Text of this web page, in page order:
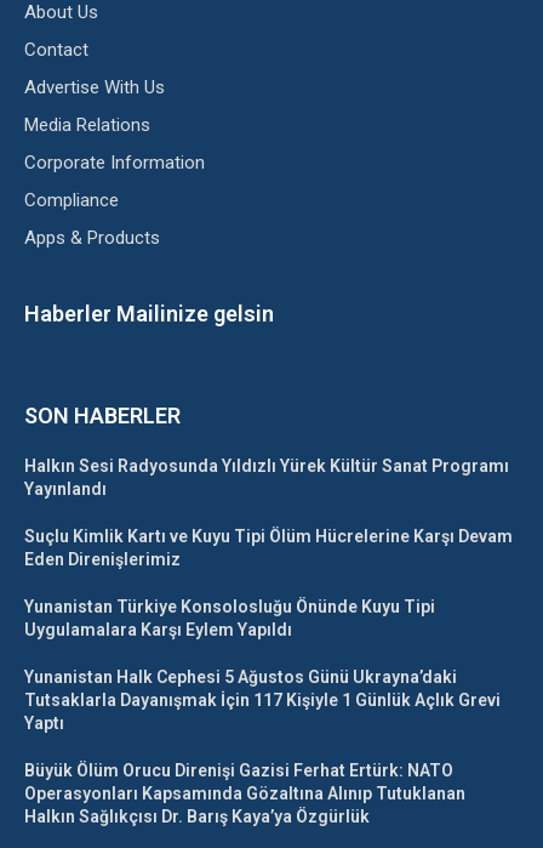
About Us
Contact
Advertise With Us
Media Relations
Corporate Information
Compliance
Apps & Products
Haberler Mailinize gelsin
SON HABERLER
Halkın Sesi Radyosunda Yıldızlı Yürek Kültür Sanat Programı
Yayınlandı
Suçlu Kimlik Kartı ve Kuyu Tipi Ölüm Hücrelerine Karşı Devam
Eden Direnişlerimiz
Yunanistan Türkiye Konsolosluğu Önünde Kuyu Tipi
Uygulamalara Karşı Eylem Yapıldı
Yunanistan Halk Cephesi 5 Ağustos Günü Ukrayna’daki
Tutsaklarla Dayanışmak İçin 117 Kişiyle 1 Günlük Açlık Grevi
Yaptı
Büyük Ölüm Orucu Direnişi Gazisi Ferhat Ertürk: NATO
Operasyonları Kapsamında Gözaltına Alınıp Tutuklanan
Halkın Sağlıkçısı Dr. Barış Kaya’ya Özgürlük